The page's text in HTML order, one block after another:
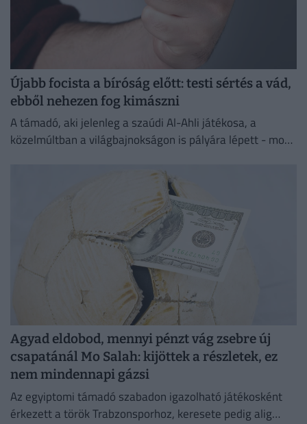
Újabb focista a bíróság előtt: testi sértés a vád,
ebből nehezen fog kimászni
A támadó, aki jelenleg a szaúdi Al-Ahli játékosa, a
közelmúltban a világbajnokságon is pályára lépett - most
Agyad eldobod, mennyi pénzt vág zsebre új
csapatánál Mo Salah: kijöttek a részletek, ez
nem mindennapi gázsi
Az egyiptomi támadó szabadon igazolható játékosként
érkezett a török Trabzonsporhoz, keresete pedig alig